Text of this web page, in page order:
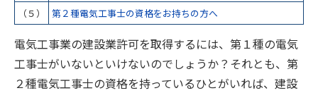
（５）
第２種電気工事士の資格をお持ちの方へ
電気工事業の建設業許可を取得するには、第１種の電気
工事士がいないといけないのでしょうか？それとも、第
２種電気工事士の資格を持っているひとがいれば、建設